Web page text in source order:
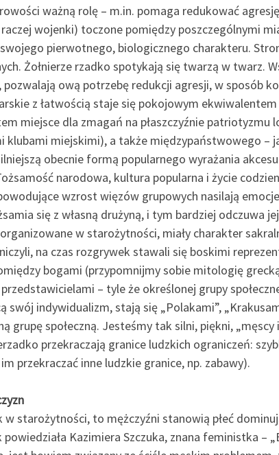
ważną rolę – m.in. pomaga redukować
raczej wojenki) toczone pomiędzy poszczególnymi
pierwotnego, biologicznego charakteru.
Żołnierze rzadko spotykają się twarzą w twarz.
ową potrzebę redukcji agresji, w sposób
z łatwością staje się pokojowym
miejsce dla zmagań na płaszczyźnie
klubami miejskimi), a także międzypaństwowego
obecnie formą popularnego wyrażania
narodowa, kultura popularna i życie
wzrost więzów grupowych nasilają
się z własną drużyną, i tym bardziej odczuwa
w starożytności, miały charakter
na czas rozgrywek stawali się boskimi
bogami (przypomnijmy sobie mitologię
– tyle że określonej grupy
swój indywidualizm, stają się „Polakami”,
grupę społeczną. Jesteśmy tak silni, piękni,
przekraczają granice ludzkich ograniczeń:
przekraczać inne ludzkie granice, np. zabawy).
w starożytności, to mężczyźni stanowią płeć
powiedziała Kazimiera Szczuka, znana feministka